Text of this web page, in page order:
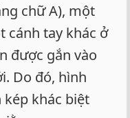
chữ A), một
cánh tay khác ở
được gắn vào
Do đó, hình
kép khác biệt